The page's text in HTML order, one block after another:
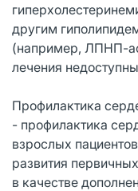
другим
(например, ЛПНП-
лечения
Профилактика
- профилактика
взрослых
развития
в качестве